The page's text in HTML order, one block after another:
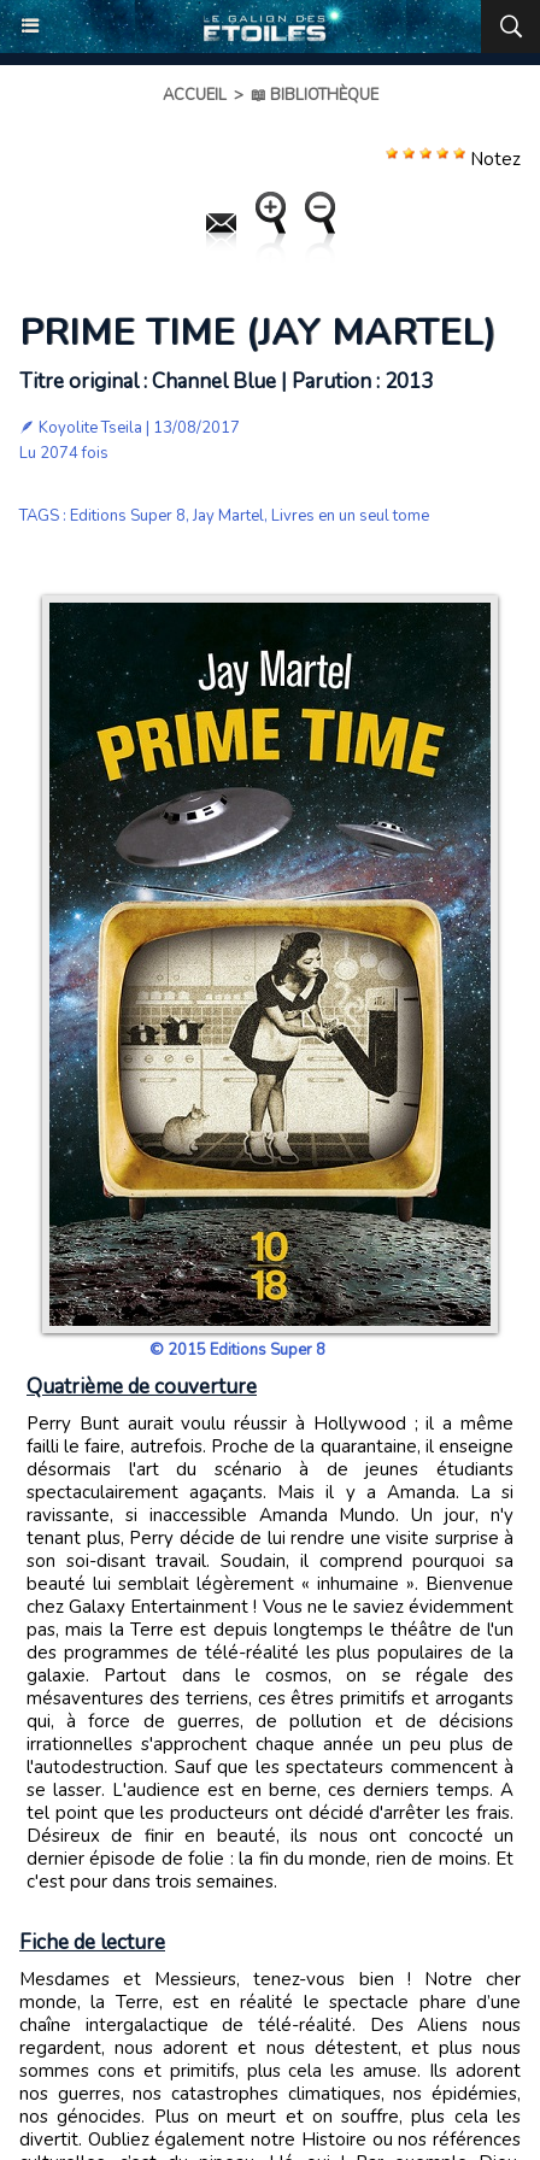
ACCUEIL > 📖 BIBLIOTHÈQUE
Notez
PRIME TIME (JAY MARTEL)
Titre original : Channel Blue | Parution : 2013
🪶 Koyolite Tseila | 13/08/2017
Lu 2074 fois
TAGS : Editions Super 8,Jay Martel, Livres en un seul tome
© 2015 Editions Super 8
Quatrième de couverture
Perry Bunt aurait voulu réussir à Hollywood ; il a même
failli le faire, autrefois. Proche de la quarantaine, il enseigne
désormais l'art du scénario à de jeunes étudiants
spectaculairement agaçants. Mais il y a Amanda. La si
ravissante, si inaccessible Amanda Mundo. Un jour, n'y
tenant plus, Perry décide de lui rendre une visite surprise à
son soi-disant travail. Soudain, il comprend pourquoi sa
beauté lui semblait légèrement « inhumaine ». Bienvenue
chez Galaxy Entertainment ! Vous ne le saviez évidemment
pas, mais la Terre est depuis longtemps le théâtre de l'un
des programmes de télé-réalité les plus populaires de la
galaxie. Partout dans le cosmos, on se régale des
mésaventures des terriens, ces êtres primitifs et arrogants
qui, à force de guerres, de pollution et de décisions
irrationnelles s'approchent chaque année un peu plus de
l'autodestruction. Sauf que les spectateurs commencent à
se lasser. L'audience est en berne, ces derniers temps. A
tel point que les producteurs ont décidé d'arrêter les frais.
Désireux de finir en beauté, ils nous ont concocté un
dernier épisode de folie : la fin du monde, rien de moins. Et
c'est pour dans trois semaines.
Fiche de lecture
Mesdames et Messieurs, tenez-vous bien ! Notre cher
monde, la Terre, est en réalité le spectacle phare d’une
chaîne intergalactique de télé-réalité. Des Aliens nous
regardent, nous adorent et nous détestent, et plus nous
sommes cons et primitifs, plus cela les amuse. Ils adorent
nos guerres, nos catastrophes climatiques, nos épidémies,
nos génocides. Plus on meurt et on souffre, plus cela les
divertit. Oubliez également notre Histoire ou nos références